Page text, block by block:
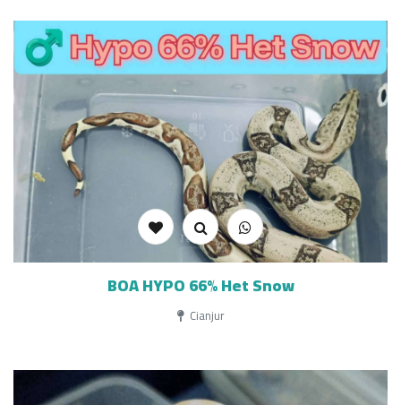
BOA HYPO 66% Het Snow
Cianjur